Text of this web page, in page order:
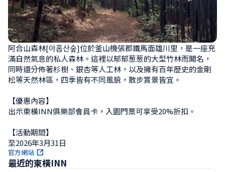
阿合山森林[아홉산숲]位於釜山機張郡鐵馬面雄川里，是一座充
滿自然氣息的私人森林。這裡以郁郁葱葱的大型竹林而聞名，
同時還分佈著杉樹、銀杏等人工林，以及擁有百年歷史的金剛
松等天然林區，四季皆有不同風貌，散步賞景皆宜。
【優惠內容】
出示東橫INN俱樂部會員卡，入園門票可享受20%折扣。
【活動期間】
至2026年3月31日
官方網站
最近的東橫INN